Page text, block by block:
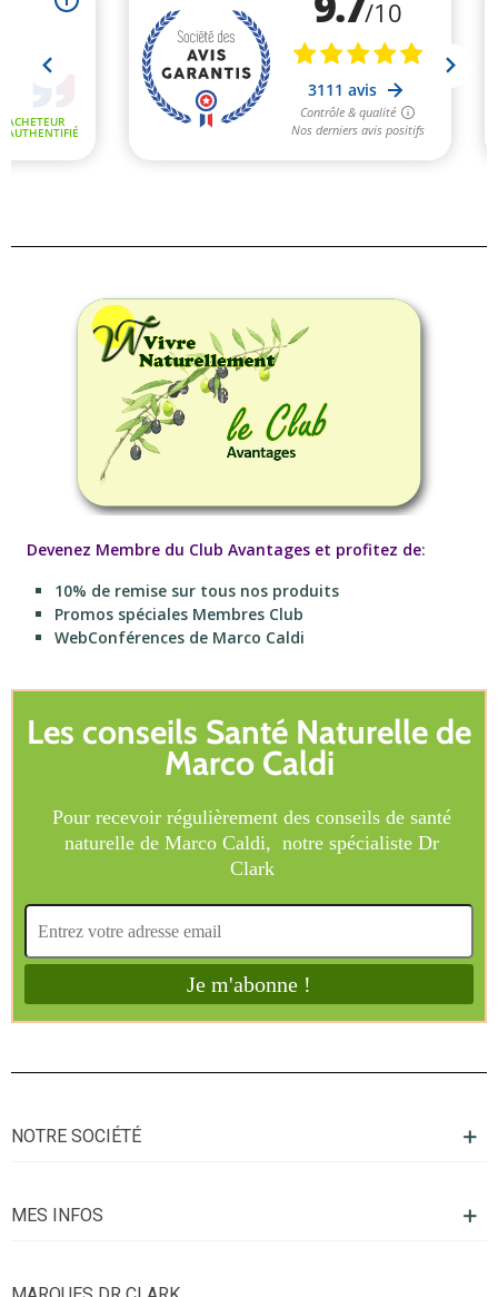
Devenez Membre du Club Avantages et profitez de:
10% de remise sur tous nos produits
Promos spéciales Membres Club
WebConférences de Marco Caldi
NOTRE SOCIÉTÉ
MES INFOS